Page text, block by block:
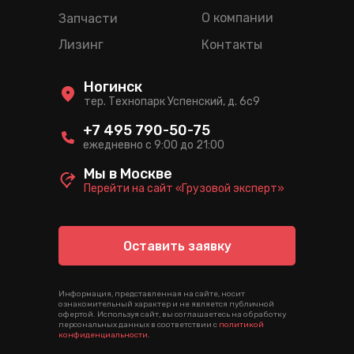
Лизинг
Запчасти
О компании
Контакты
Оставить заявку
Информация, представленная на сайте, носит
ознакомительный характер и не является публичной
офертой. Используя сайт, вы соглашаетесь на обработку
персональных данных в соответствии с политикой
конфиденциальности.
тер. Технопарк Успенский, д. 6c9
Ногинск
ежедневно с 9:00 до 21:00
+7 495 790-50-75
Перейти на сайт «Грузовой эксперт»
Мы в Москве